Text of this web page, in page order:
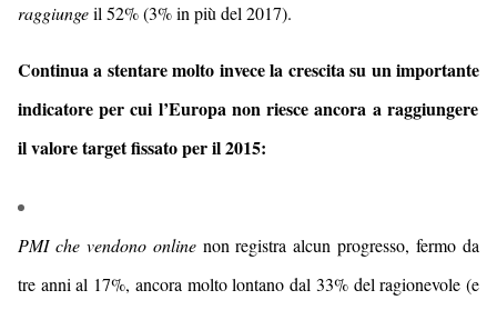
raggiungeil 52% (3% in più del 2017).
Continua a stentaremolto invece la crescitasu un importante
indicatoreper cui l’Europa non riesce ancora a raggiungere
il valore target fissato per il 2015:
PMI che vendono online non registra alcun progresso, fermo da
tre anni al 17%, ancora molto lontano dal 33% delragionevole (e